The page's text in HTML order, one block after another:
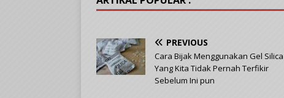
PREVIOUS
Cara Bijak Menggunakan Gel Silica
Yang Kita Tidak Pernah Terfikir
Sebelum Ini pun